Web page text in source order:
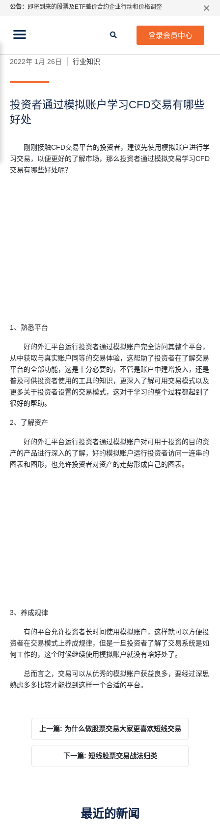
公告： 即将到来的股票及ETF差价合约企业行动和价格调整
ATFX呼吁推进金融市场合规、安全、有序、良性发展
登录会员中心
当前位置:
投资者通过模拟账户学习CFD交易有
哪些好处
2022年 1月 26日 行业知识
投资者通过模拟账户学习CFD交易有哪些
好处
刚刚接触CFD交易平台的投资者，建议先使用模拟账户进行学
习交易，以便更好的了解市场，那么投资者通过模拟交易学习CFD
交易有哪些好处呢？
1、熟悉平台
好的外汇平台运行投资者通过模拟账户完全访问其整个平台，
从中获取与真实账户同等的交易体验，这帮助了投资者在了解交易
平台的全部功能，这是十分必要的，不管是账户中建增投入，还是
普及可供投资者使用的工具的知识，更深入了解可用交易模式以及
更多关于投资者设置的交易模式，这对于学习的整个过程都起到了
很好的帮助。
2、了解资产
好的外汇平台运行投资者通过模拟账户对可用于投资的目的资
产的产品进行深入的了解，好的模拟账户运行投资者访问一连串的
图表和图形，也允许投资者对资产的走势形成自己的图表。
3、养成规律
有的平台允许投资者长时间使用模拟账户，这样就可以方便投
资者在交易模式上养成规律，但是一旦投资者了解了交易系统是如
何工作的，这个时候继续使用模拟账户就没有啥好处了。
总而言之，交易可以从优秀的模拟账户获益良多，要经过深思
熟虑多多比较才能找到这样一个合适的平台。
上一篇: 为什么做股票交易大家更喜欢短线交易
下一篇: 短线股票交易战法归类
最近的新闻